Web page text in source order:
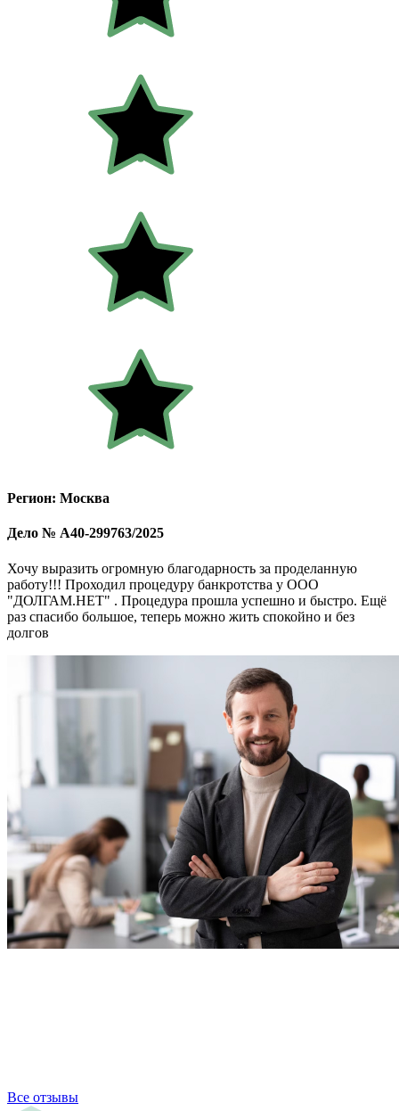
Регион: Москва
Дело № А40-299763/2025
Хочу выразить огромную благодарность за проделанную
работу!!! Проходил процедуру банкротства у ООО
"ДОЛГАМ.НЕТ" . Процедура прошла успешно и быстро. Ещё
раз спасибо большое, теперь можно жить спокойно и без
долгов
Все отзывы